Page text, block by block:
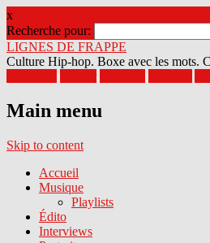
x
Recherche pour:
LIGNES DE FRAPPE
Culture Hip-hop. Boxe avec les mots.
Main menu
Skip to content
Accueil
Musique
Playlists
Édito
Interviews